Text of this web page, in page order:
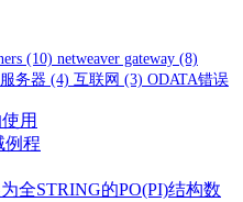
(10) netweaver gateway (8)
服务器 (4) 互联网 (3) ODATA错误
用
例程
全STRING的PO(PI)结构数